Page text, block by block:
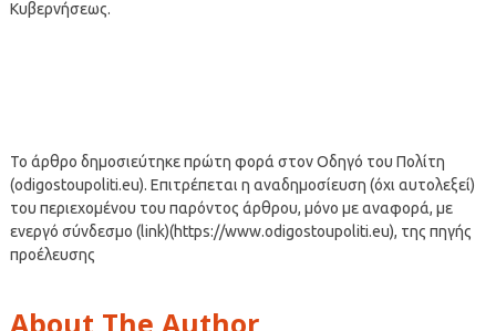
Κυβερνήσεως.
Το άρθρο δημοσιεύτηκε πρώτη φορά στον Οδηγό του Πολίτη
(odigostoupoliti.eu). Επιτρέπεται η αναδημοσίευση (όχι αυτολεξεί)
του περιεχομένου του παρόντος άρθρου, μόνο με αναφορά, με
ενεργό σύνδεσμο (link)(https://www.odigostoupoliti.eu), της πηγής
προέλευσης
About The Author